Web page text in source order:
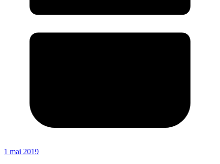
1 mai 2019